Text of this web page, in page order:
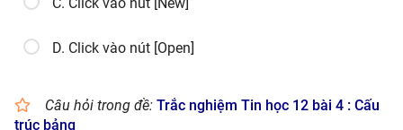
D. Click vào nút [Open]
Câu hỏi trong đề: Trắc nghiệm Tin học 12 bài 4 : Cấu
trúc bảng